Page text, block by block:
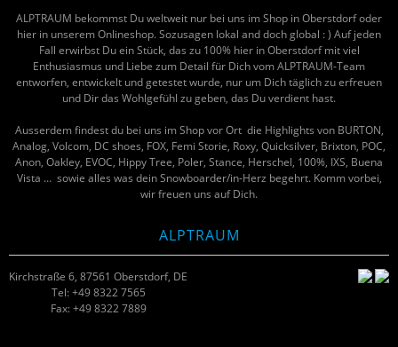
ALPTRAUM bekommst Du weltweit nur bei uns im Shop in Oberstdorf oder
hier in unserem Onlineshop. Sozusagen lokal and doch global : ) Auf jeden
Fall erwirbst Du ein Stück, das zu 100% hier in Oberstdorf mit viel
Enthusiasmus und Liebe zum Detail für Dich vom ALPTRAUM-Team
entworfen, entwickelt und getestet wurde, nur um Dich täglich zu erfreuen
und Dir das Wohlgefühl zu geben, das Du verdient hast.
Ausserdem findest du bei uns im Shop vor Ort die Highlights von BURTON,
Analog, Volcom, DC shoes, FOX, Femi Storie, Roxy, Quicksilver, Brixton, POC,
Anon, Oakley, EVOC, Hippy Tree, Poler, Stance, Herschel, 100%, IXS, Buena
Vista … sowie alles was dein Snowboarder/in-Herz begehrt. Komm vorbei,
wir freuen uns auf Dich.
ALPTRAUM
Kirchstraße 6, 87561 Oberstdorf, DE
Tel: +49 8322 7565
Fax: +49 8322 7889